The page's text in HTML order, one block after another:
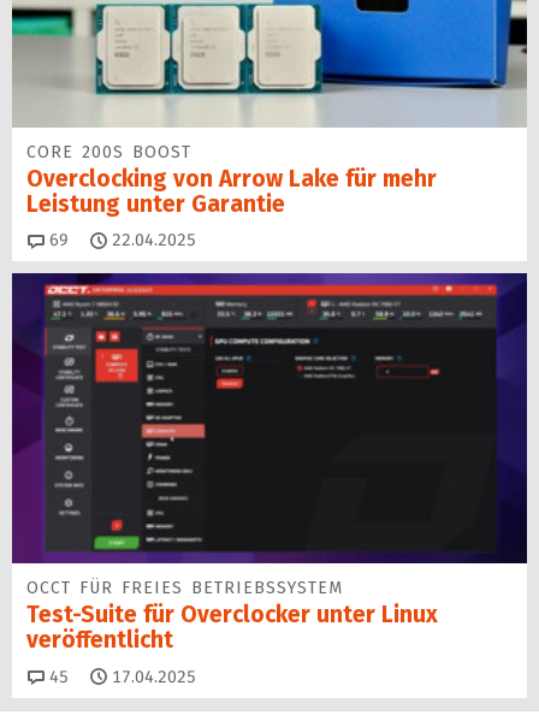
CORE 200S BOOST
Overclocking von Arrow Lake für mehr
Leistung unter Garantie
69 Kommentare
22.04.2025
OCCT FÜR FREIES BETRIEBSSYSTEM
Test-Suite für Overclocker unter Linux
veröffentlicht
45 Kommentare
17.04.2025